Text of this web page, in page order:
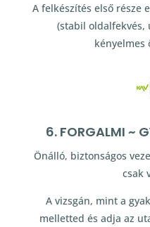
A felkészítés első része
(stabil oldalfekvés,
kényelmes
6. FORGALMI ~
Önálló, biztonságos
csak
A vizsgán, mint a
melletted és adja az